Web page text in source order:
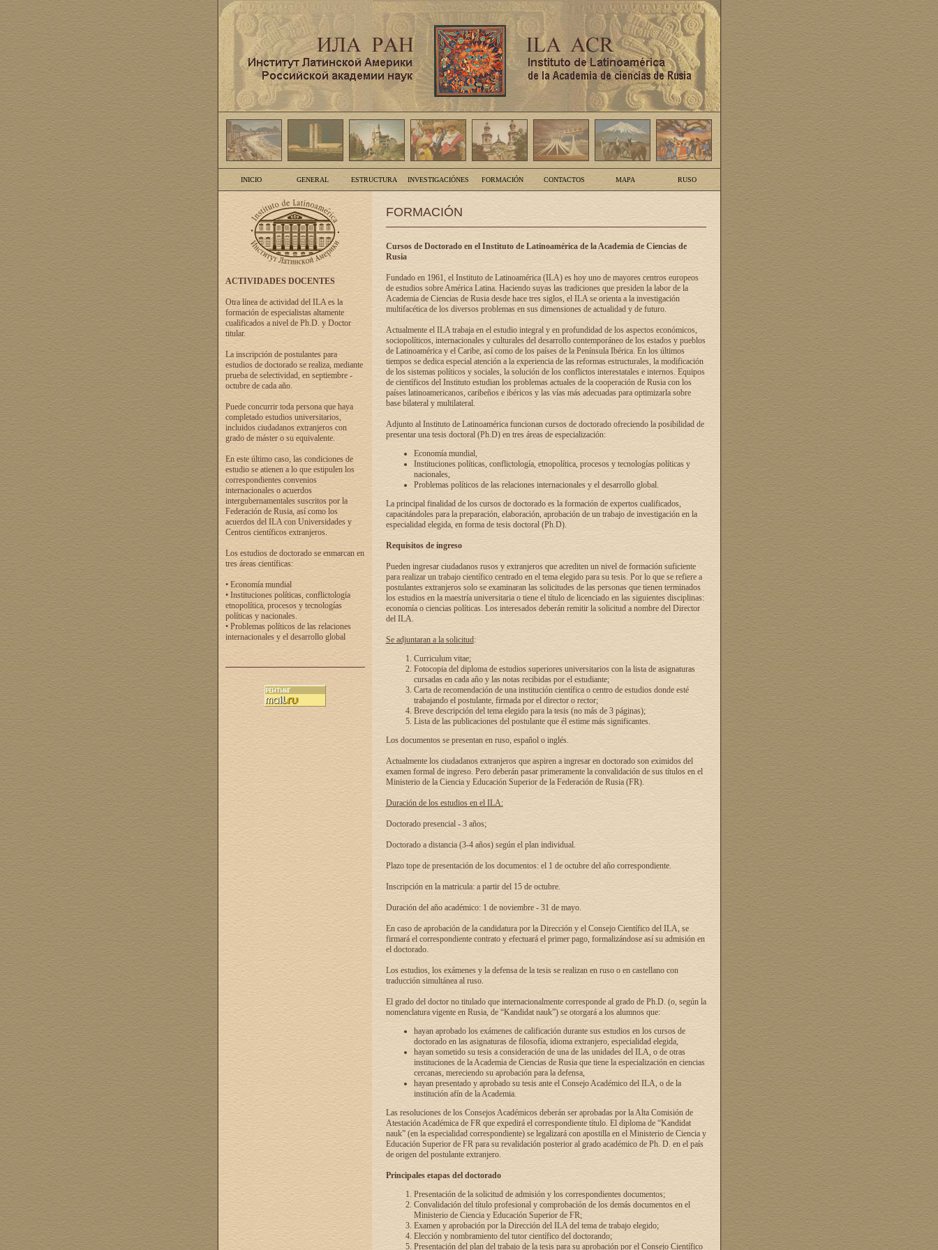
INICIO GENERAL ESTRUCTURA INVESTIGACIÓNES FORMACIÓN CONTACTOS MAPA RUSO
ACTIVIDADES DOCENTES
Otra línea de actividad del ILA es la
formación de especialistas altamente
cualificados a nivel de Ph.D. y Doctor
titular.
La inscripción de postulantes para
estudios de doctorado se realiza, mediante
prueba de selectividad, en septiembre -
octubre de cada año.
Puede concurrir toda persona que haya
completado estudios universitarios,
incluidos ciudadanos extranjeros con
grado de máster o su equivalente.
En este último caso, las condiciones de
estudio se atienen a lo que estipulen los
correspondientes convenios
internacionales o acuerdos
intergubernamentales suscritos por la
Federación de Rusia, así como los
acuerdos del ILA con Universidades y
Centros científicos extranjeros.
Los estudios de doctorado se enmarcan en
tres áreas científicas:
• Economía mundial
• Instituciones políticas, conflictología
etnopolítica, procesos y tecnologías
políticas y nacionales.
• Problemas políticos de las relaciones
internacionales y el desarrollo global
FORMACIÓN
Cursos de Doctorado en el Instituto de Latinoamérica de la Academia de Ciencias de
Rusia
Fundado en 1961, el Instituto de Latinoamérica (ILA) es hoy uno de mayores centros europeos
de estudios sobre América Latina. Haciendo suyas las tradiciones que presiden la labor de la
Academia de Ciencias de Rusia desde hace tres siglos, el ILA se orienta a la investigación
multifacética de los diversos problemas en sus dimensiones de actualidad y de futuro.
Actualmente el ILA trabaja en el estudio integral y en profundidad de los aspectos económicos,
sociopolíticos, internacionales y culturales del desarrollo contemporáneo de los estados y pueblos
de Latinoamérica y el Caribe, así como de los países de la Península Ibérica. En los últimos
tiempos se dedica especial atención a la experiencia de las reformas estructurales, la modificación
de los sistemas políticos y sociales, la solución de los conflictos interestatales e internos. Equipos
de científicos del Instituto estudian los problemas actuales de la cooperación de Rusia con los
países latinoamericanos, caribeños e ibéricos y las vías más adecuadas para optimizarla sobre
base bilateral y multilateral.
Adjunto al Instituto de Latinoamérica funcionan cursos de doctorado ofreciendo la posibilidad de
presentar una tesis doctoral (Ph.D) en tres áreas de especialización:
Economía mundial,
Instituciones políticas, conflictología, etnopolítica, procesos y tecnologías políticas y
nacionales,
Problemas políticos de las relaciones internacionales y el desarrollo global.
La principal finalidad de los cursos de doctorado es la formación de expertos cualificados,
capacitándoles para la preparación, elaboración, aprobación de un trabajo de investigación en la
especialidad elegida, en forma de tesis doctoral (Ph.D).
Requisitos de ingreso
Pueden ingresar ciudadanos rusos y extranjeros que acrediten un nivel de formación suficiente
para realizar un trabajo científico centrado en el tema elegido para su tesis. Por lo que se refiere a
postulantes extranjeros solo se examinaran las solicitudes de las personas que tienen terminados
los estudios en la maestría universitaria o tiene el título de licenciado en las siguientes disciplinas:
economía o ciencias políticas. Los interesados deberán remitir la solicitud a nombre del Director
del ILA.
Se adjuntaran a la solicitud:
Curriculum vitae;
Fotocopia del diploma de estudios superiores universitarios con la lista de asignaturas
cursadas en cada año y las notas recibidas por el estudiante;
Carta de recomendación de una institución científica o centro de estudios donde esté
trabajando el postulante, firmada por el director o rector;
Breve descripción del tema elegido para la tesis (no más de 3 páginas);
Lista de las publicaciones del postulante que él estime más significantes.
Los documentos se presentan en ruso, español o inglés.
Actualmente los ciudadanos extranjeros que aspiren a ingresar en doctorado son eximidos del
examen formal de ingreso. Pero deberán pasar primeramente la convalidación de sus títulos en el
Ministerio de la Ciencia y Educación Superior de la Federación de Rusia (FR).
Duración de los estudios en el ILA:
Doctorado presencial - 3 años;
Doctorado a distancia (3-4 años) según el plan individual.
Plazo tope de presentación de los documentos: el 1 de octubre del año correspondiente.
Inscripción en la matricula: a partir del 15 de octubre.
Duración del año académico: 1 de noviembre - 31 de mayo.
En caso de aprobación de la candidatura por la Dirección y el Consejo Científico del ILA, se
firmará el correspondiente contrato y efectuará el primer pago, formalizándose así su admisión en
el doctorado.
Los estudios, los exámenes y la defensa de la tesis se realizan en ruso o en castellano con
traducción simultánea al ruso.
El grado del doctor no titulado que internacionalmente corresponde al grado de Ph.D. (o, según la
nomenclatura vigente en Rusia, de “Kandidat nauk”) se otorgará a los alumnos que:
hayan aprobado los exámenes de calificación durante sus estudios en los cursos de
doctorado en las asignaturas de filosofía, idioma extranjero, especialidad elegida,
hayan sometido su tesis a consideración de una de las unidades del ILA, o de otras
instituciones de la Academia de Ciencias de Rusia que tiene la especialización en ciencias
cercanas, mereciendo su aprobación para la defensa,
hayan presentado y aprobado su tesis ante el Consejo Académico del ILA, o de la
institución afín de la Academia.
Las resoluciones de los Consejos Académicos deberán ser aprobadas por la Alta Comisión de
Atestación Académica de FR que expedirá el correspondiente título. El diploma de “Kandidat
nauk” (en la especialidad correspondiente) se legalizará con apostilla en el Ministerio de Ciencia y
Educación Superior de FR para su revalidación posterior al grado académico de Ph. D. en el país
de origen del postulante extranjero.
Principales etapas del doctorado
Presentación de la solicitud de admisión y los correspondientes documentos;
Convalidación del título profesional y comprobación de los demás documentos en el
Ministerio de Ciencia y Educación Superior de FR;
Examen y aprobación por la Dirección del ILA del tema de trabajo elegido;
Elección y nombramiento del tutor científico del doctorando;
Presentación del plan del trabajo de la tesis para su aprobación por el Consejo Científico